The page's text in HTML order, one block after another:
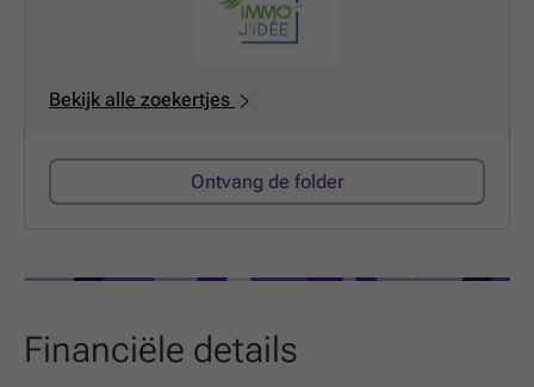
een zolder op de zolderverdieping. In de kelder heeft het
huis 2 kelders, een stookruimte en een garage (dubbele
is gewijd aan de uitrusting/het onderhoud van het
met een zeer groot terras van 80m² (op één niveau), op
tuinniveau naast het zwembad (gegraven in beton -
binnenplaats bevindt zich ook naast de barbecue; en
aanwezig) naast een dubbele petanquebaan (te
renoveren). in een deel van de tuin kun je een
Bekijk alle zoekertjes
Ontvang de folder
Financiële details